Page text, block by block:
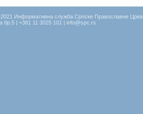
Информативна служба Српске Православне
бр.5 | +381 11 3025 101 | info@spc.rs